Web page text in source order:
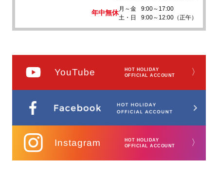
年中無休
月～金
9:00～17:00
土・日
9:00～12:00（正午）
YouTube
HOT HOLIDAY
OFFICIAL ACCOUNT
〉
Instagram
HOT HOLIDAY
OFFICIAL ACCOUNT
〉